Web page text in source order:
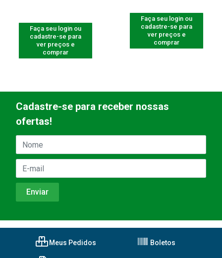
Faça seu login ou
cadastre-se para
ver preços e
comprar
Faça seu login ou
cadastre-se para
ver preços e
comprar
Cadastre-se para receber nossas
ofertas!
Meus Pedidos Boletos